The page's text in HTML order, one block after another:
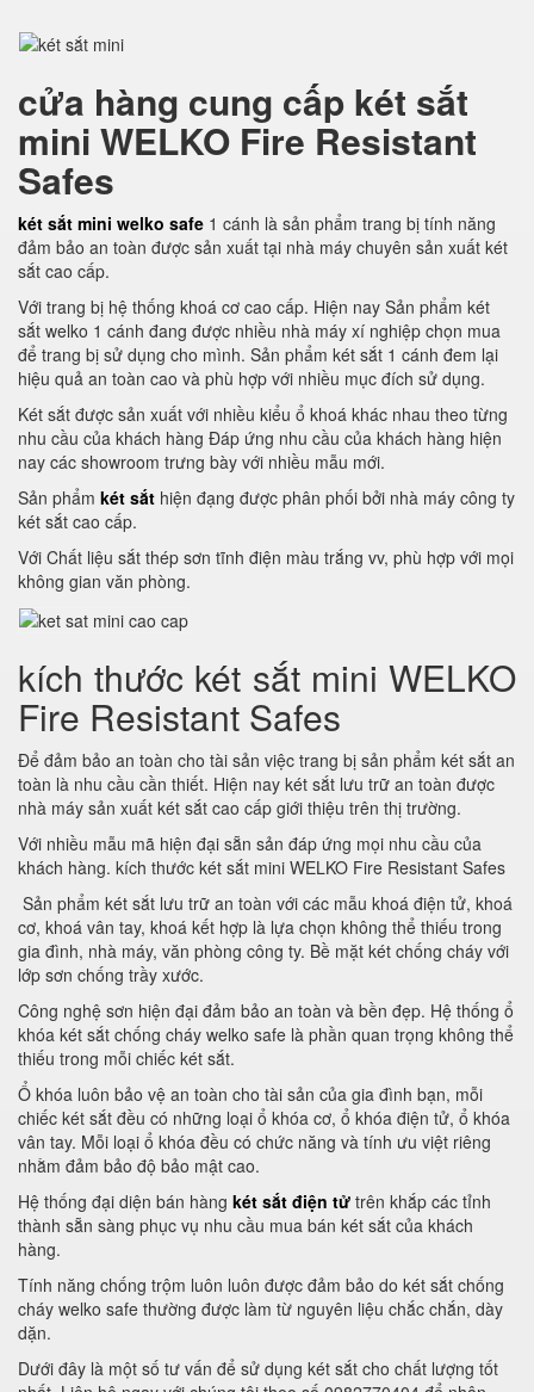
cửa hàng cung cấp két sắt
mini WELKO Fire Resistant
Safes
két sắt mini welko safe 1 cánh là sản phẩm trang bị tính năng
đảm bảo an toàn được sản xuất tại nhà máy chuyên sản xuất két
sắt cao cấp.
Với trang bị hệ thống khoá cơ cao cấp. Hiện nay Sản phẩm két
sắt welko 1 cánh đang được nhiều nhà máy xí nghiệp chọn mua
để trang bị sử dụng cho mình. Sản phẩm két sắt 1 cánh đem lại
hiệu quả an toàn cao và phù hợp với nhiều mục đích sử dụng.
Két sắt được sản xuất với nhiều kiểu ổ khoá khác nhau theo từng
nhu cầu của khách hàng Đáp ứng nhu cầu của khách hàng hiện
nay các showroom trưng bày với nhiều mẫu mới.
Sản phẩm két sắt hiện đạng được phân phối bởi nhà máy công ty
két sắt cao cấp.
Với Chất liệu sắt thép sơn tĩnh điện màu trắng vv, phù hợp với mọi
không gian văn phòng.
kích thước két sắt mini WELKO
Fire Resistant Safes
Để đảm bảo an toàn cho tài sản việc trang bị sản phẩm két sắt an
toàn là nhu cầu cần thiết. Hiện nay két sắt lưu trữ an toàn được
nhà máy sản xuất két sắt cao cấp giới thiệu trên thị trường.
Với nhiều mẫu mã hiện đại sẵn sản đáp ứng mọi nhu cầu của
khách hàng. kích thước két sắt mini WELKO Fire Resistant Safes
Sản phẩm két sắt lưu trữ an toàn với các mẫu khoá điện tử, khoá
cơ, khoá vân tay, khoá kết hợp là lựa chọn không thể thiếu trong
gia đình, nhà máy, văn phòng công ty. Bề mặt két chống cháy với
lớp sơn chống trầy xước.
Công nghệ sơn hiện đại đảm bảo an toàn và bền đẹp. Hệ thống ổ
khóa két sắt chống cháy welko safe là phần quan trọng không thể
thiếu trong mỗi chiếc két sắt.
Ổ khóa luôn bảo vệ an toàn cho tài sản của gia đình bạn, mỗi
chiếc két sắt đều có những loại ổ khóa cơ, ổ khóa điện tử, ổ khóa
vân tay. Mỗi loại ổ khóa đều có chức năng và tính ưu việt riêng
nhằm đảm bảo độ bảo mật cao.
Hệ thống đại diện bán hàng két sắt điện tử trên khắp các tỉnh
thành sẵn sàng phục vụ nhu cầu mua bán két sắt của khách
hàng.
Tính năng chống trộm luôn luôn được đảm bảo do két sắt chống
cháy welko safe thường được làm từ nguyên liệu chắc chắn, dày
dặn.
Dưới đây là một số tư vấn để sử dụng két sắt cho chất lượng tốt